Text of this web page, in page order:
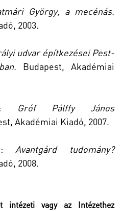
György, a mecénás.
2003.
udvar építkezései Pest-
Budapest, Akadémiai
Gróf Pálffy János
Akadémiai Kiadó, 2007.
Avantgárd tudomány?
2008.
intézeti vagy az Intézethez